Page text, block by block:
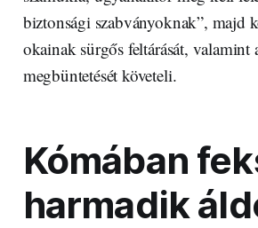
biztonsági szabványoknak”, majd
okainak sürgős feltárását, valamint
megbüntetését követeli.
Kómában
harmadik